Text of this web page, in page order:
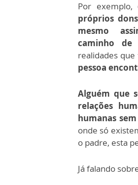
Por exemplo,
próprios
mesmo
caminho de
realidades
pessoa
Alguém que
relações
humanas
onde só
o padre, esta
Já falando